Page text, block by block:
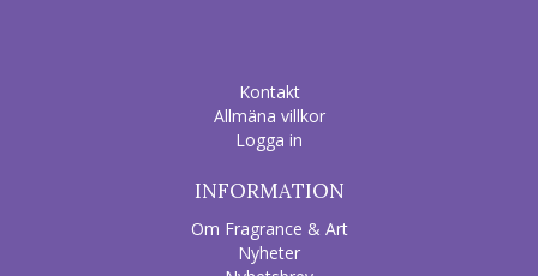
Kontakt
Allmäna villkor
Logga in
INFORMATION
Om Fragrance & Art
Nyheter